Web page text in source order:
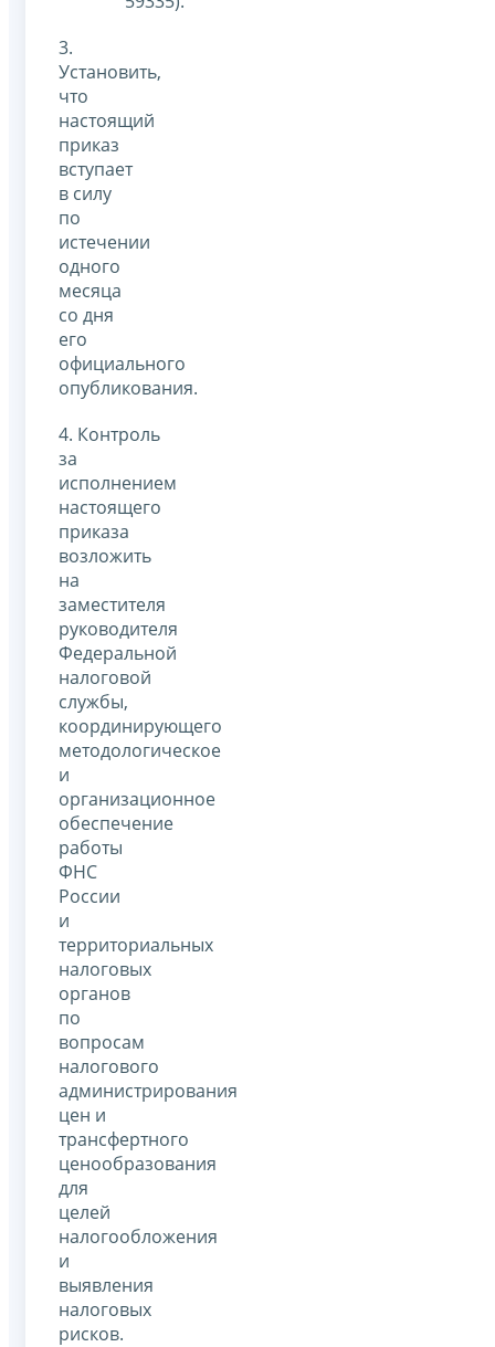
3.
Установить,
что
настоящий
приказ
вступает
в силу
по
истечении
одного
месяца
со дня
его
официального
опубликования.
4. Контроль
за
исполнением
настоящего
приказа
возложить
на
заместителя
руководителя
Федеральной
налоговой
службы,
координирующего
методологическое
и
организационное
обеспечение
работы
ФНС
России
и
территориальных
налоговых
органов
по
вопросам
налогового
администрирования
цен и
трансфертного
ценообразования
для
целей
налогообложения
и
выявления
налоговых
рисков.